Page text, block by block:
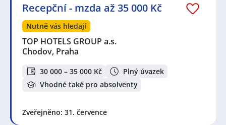
Recepční - mzda až 35 000 Kč
Nutně vás hledají
TOP HOTELS GROUP a.s.
Chodov, Praha
30 000 – 35 000 Kč
Plný úvazek
Vhodné také pro absolventy
Zveřejněno: 31. července